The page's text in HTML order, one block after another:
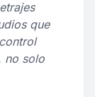
que
no solo